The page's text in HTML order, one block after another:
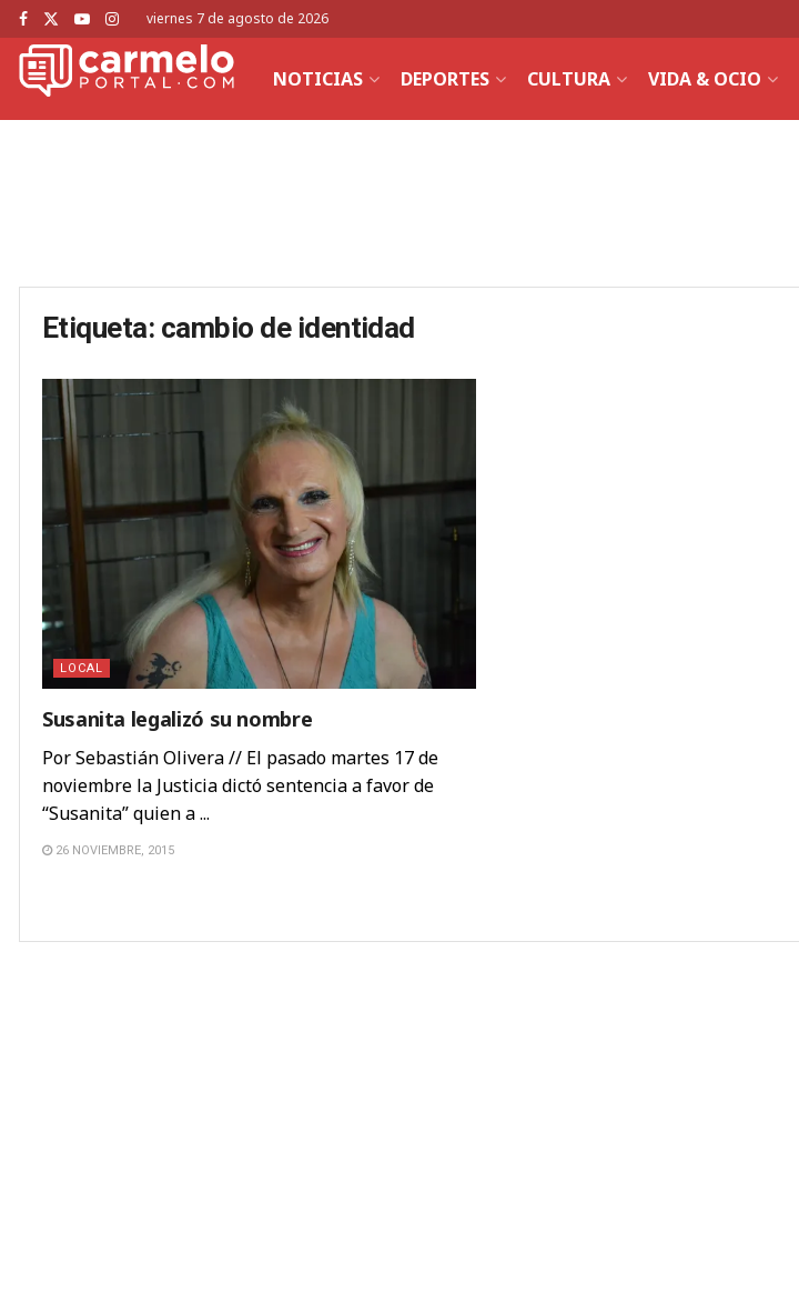
viernes 7 de agosto de 2026
NOTICIAS DEPORTES CULTURA VIDA & OCIO
Etiqueta: cambio de identidad
LOCAL
Susanita legalizó su nombre
Por Sebastián Olivera // El pasado martes 17 de
noviembre la Justicia dictó sentencia a favor de
“Susanita” quien a ...
26 NOVIEMBRE, 2015